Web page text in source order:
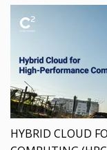
HYBRID CLOUD